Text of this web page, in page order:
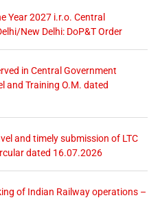
Year 2027 i.r.o. Central
New Delhi: DoP&T Order
in Central Government
and Training O.M. dated
and timely submission of LTC
dated 16.07.2026
of Indian Railway operations –